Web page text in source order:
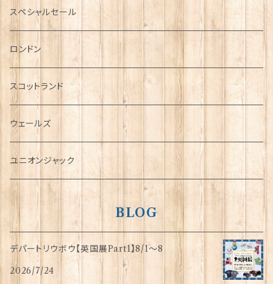
ミニカー
チャーム
犬グッズ
傘
指貫(シンブル)
スペシャルセール
ロンドン
スコットランド
ウェールズ
ユニオンジャック
BLOG
デパートリウボウ【英国展Part1】8/1〜8
2026/7/24